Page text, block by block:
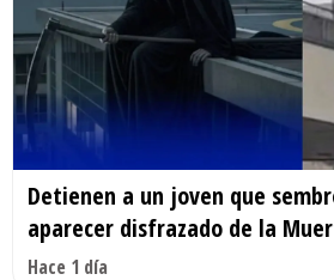
Detienen a un joven que
aparecer disfrazado de la
Hace 1 día